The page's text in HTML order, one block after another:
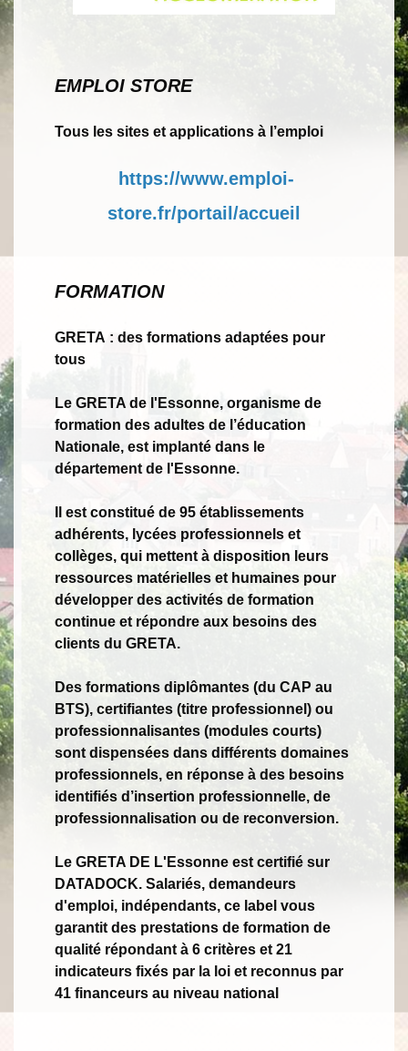
EMPLOI STORE
Tous les sites et applications à l’emploi
https://www.emploi-
store.fr/portail/accueil
FORMATION
GRETA : des formations adaptées pour
tous
Le GRETA de l'Essonne, organisme de
formation des adultes de l’éducation
Nationale, est implanté dans le
département de l'Essonne.
Il est constitué de 95 établissements
adhérents, lycées professionnels et
collèges, qui mettent à disposition leurs
ressources matérielles et humaines pour
développer des activités de formation
continue et répondre aux besoins des
clients du GRETA.
Des formations diplômantes (du CAP au
BTS), certifiantes (titre professionnel) ou
professionnalisantes (modules courts)
sont dispensées dans différents domaines
professionnels, en réponse à des besoins
identifiés d’insertion professionnelle, de
professionnalisation ou de reconversion.
Le GRETA DE L'Essonne est certifié sur
DATADOCK. Salariés, demandeurs
d'emploi, indépendants, ce label vous
garantit des prestations de formation de
qualité répondant à 6 critères et 21
indicateurs fixés par la loi et reconnus par
41 financeurs au niveau national